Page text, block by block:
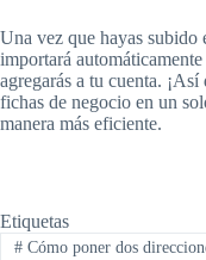
Una vez que hayas
importará
agregarás a tu cuenta.
fichas de negocio en un
manera más eficiente.
Etiquetas
#Cómo poner dos